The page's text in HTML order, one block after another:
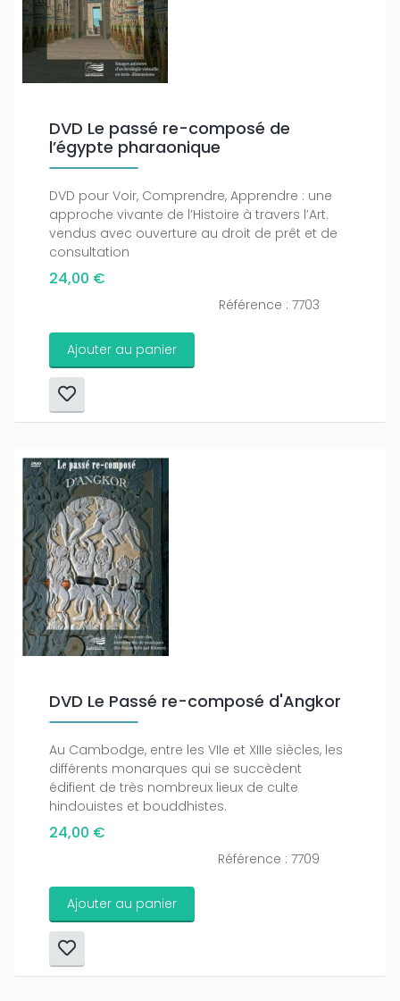
DVD Le passé re-composé de
l’égypte pharaonique
DVD pour Voir, Comprendre, Apprendre : une
approche vivante de l’Histoire à travers l’Art.
vendus avec ouverture au droit de prêt et de
consultation
24,00 €
Référence : 7703
Ajouter au panier
DVD Le Passé re-composé d'Angkor
Au Cambodge, entre les VIIe et XIIIe siècles, les
différents monarques qui se succèdent
édifient de très nombreux lieux de culte
hindouistes et bouddhistes.
24,00 €
Référence : 7709
Ajouter au panier
Only play atJoo casino if you really want to win a huge
amount on your credits!